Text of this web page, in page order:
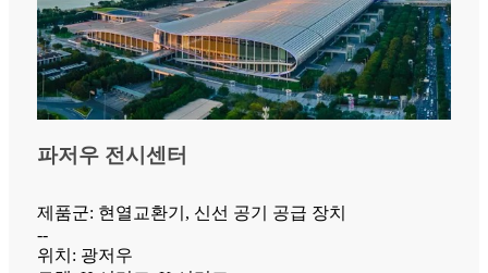
파저우 전시센터
제품군: 현열교환기, 신선 공기 공급 장치
--
위치: 광저우